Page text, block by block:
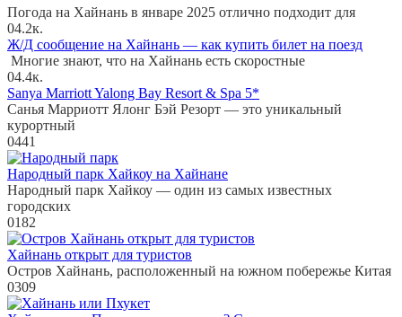
Погода на Хайнань в январе 2025 отлично подходит для
04.2к.
Ж/Д сообщение на Хайнань — как купить билет на поезд
Многие знают, что на Хайнань есть скоростные
04.4к.
Sanya Marriott Yalong Bay Resort & Spa 5*
Санья Марриотт Ялонг Бэй Резорт — это уникальный
курортный
0441
Народный парк Хайкоу на Хайнане
Народный парк Хайкоу — один из самых известных
городских
0182
Хайнань открыт для туристов
Остров Хайнань, расположенный на южном побережье Китая
0309